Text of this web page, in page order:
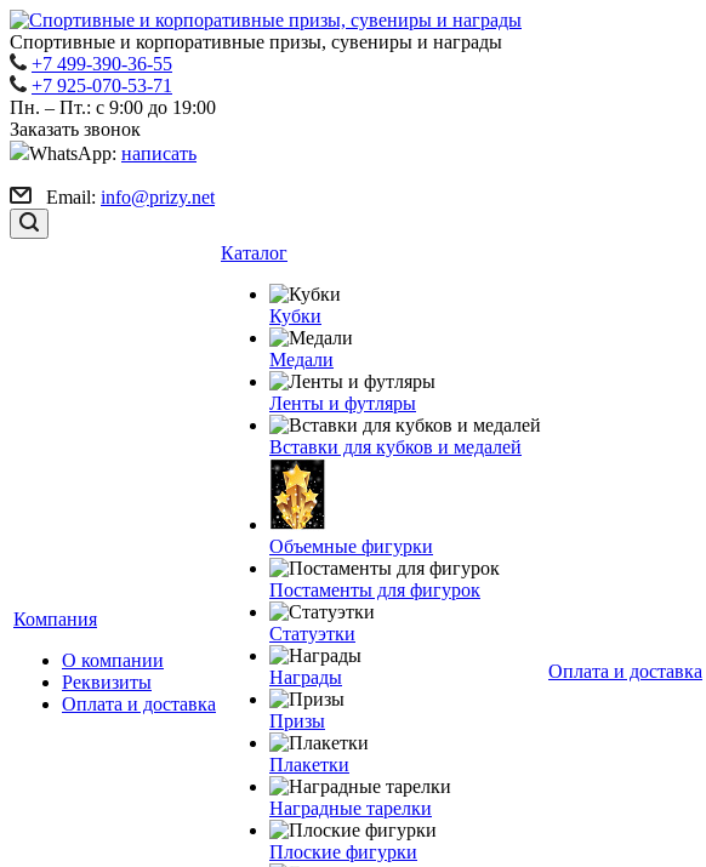
Спортивные и корпоративные призы, сувениры и награды
+7 499-390-36-55
+7 925-070-53-71
Пн. – Пт.: с 9:00 до 19:00
Заказать звонок
WhatsApp: написать
Email: info@prizy.net
Компания
О компании
Реквизиты
Оплата и доставка
Каталог
Кубки
Медали
Ленты и футляры
Вставки для кубков и медалей
Объемные фигурки
Постаменты для фигурок
Статуэтки
Награды
Призы
Плакетки
Наградные тарелки
Плоские фигурки
Оплата и доставка